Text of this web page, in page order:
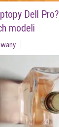
Dell Pro?
modeli